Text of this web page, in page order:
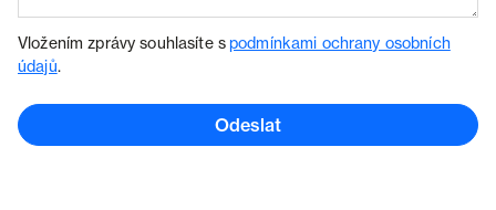
Vložením zprávy souhlasíte spodmínkami ochrany osobních
údajů.
Odeslat